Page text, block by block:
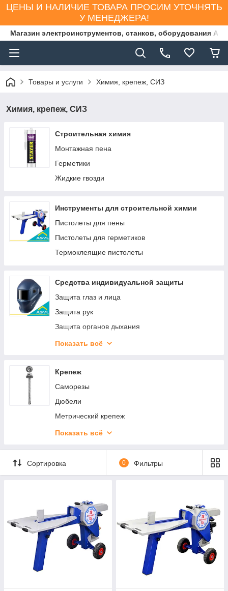
ЦЕНЫ И НАЛИЧИЕ ТОВАРА ПРОСИМ УТОЧНЯТЬ
У МЕНЕДЖЕРА!
Магазин электроинструментов, станков, оборудования
Товары и услуги Химия, крепеж, СИЗ
Химия, крепеж, СИЗ
Строительная химия
Монтажная пена
Герметики
Жидкие гвозди
Инструменты для строительной химии
Пистолеты для пены
Пистолеты для герметиков
Термоклеящие пистолеты
Средства индивидуальной защиты
Защита глаз и лица
Защита рук
Защита органов дыхания
Защита головы
Одежда защитная
Защита от падения с высоты
Показать всё
Крепеж
Саморезы
Дюбели
Метрический крепеж
Такелажный крепеж
Мебельный крепеж
Крепеж для отделочных работ
Электромонтажный крепеж
Сантехнический крепеж
Хомуты металлические
Анкерный крепеж
Показать всё
Сортировка 0 Фильтры